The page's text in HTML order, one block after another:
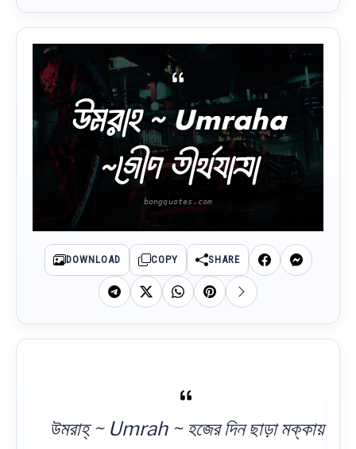
উমরাহ ~ Umraha
~গৌণ তীর্থযাত্রা
DOWNLOAD COPY SHARE
উমরাহ্‌ ~ Umrah ~ হজের দিন ছাড়া মক্কায়